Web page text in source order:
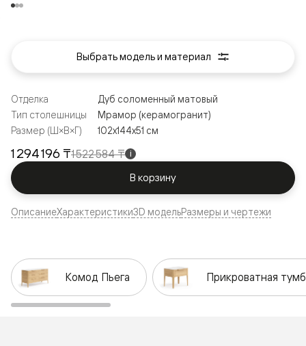
Выбрать модель и материал
Отделка
Дуб соломенный матовый
Тип столешницы
Мрамор (керамогранит)
Размер (Ш×В×Г)
102x144x51 см
1 294 196 ₸1 522 584 ₸ i
В корзину
ОписаниеХарактеристики3D модельРазмеры и чертежи
Комод Пьега Прикроватная